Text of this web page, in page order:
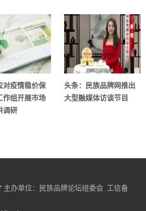
对疫情稳价保
作组开展市场
调研
头条：民族品牌网推出
大型融媒体访谈节目
办单位：民族品牌论坛组委会 工信备